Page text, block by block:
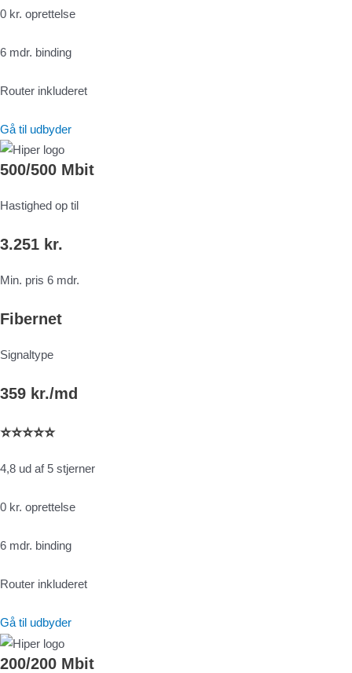
0 kr. oprettelse
6 mdr. binding
Router inkluderet
Gå til udbyder
500/500 Mbit
Hastighed op til
3.251 kr.
Min. pris 6 mdr.
Fibernet
Signaltype
359 kr./md
⭐⭐⭐⭐⭐
4,8 ud af 5 stjerner
0 kr. oprettelse
6 mdr. binding
Router inkluderet
Gå til udbyder
200/200 Mbit